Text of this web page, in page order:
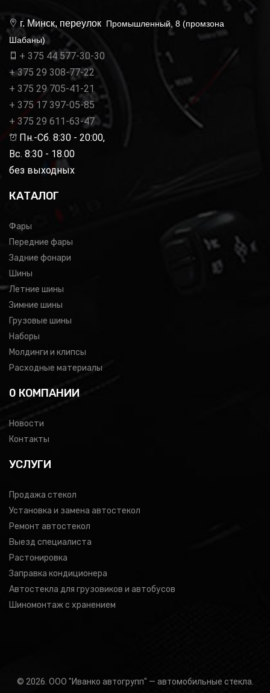
г. Минск, переулок Промышленный, 8 (промзона
Шабаны)
+ 375 44 577-30-30
+ 375 29 308-77-22
+ 375 29 705-41-21
+ 375 17 397-05-85
+ 375 29 611-63-47
Пн.-Сб. 8:30 - 20:00,
Вс. 8:30 - 18.00
без выходных
КАТАЛОГ
Фары
Передние фары
Задние фонари
Шины
Летние шины
Зимние шины
Грузовые шины
Наборы
Молдинги и клипсы
Расходные материалы
0 КОМПАНИИ
Новости
Контакты
УСЛУГИ
Продажа стекол
Установка и замена автостекол
Ремонт автостекол
Выезд специалиста
Растонировка
Заправка кондиционера
Автостекла для грузовиков и автобусов
Шиномонтаж с хранением
© 2026. ООО "Иванко автогрупп" — автомобильные стекла.